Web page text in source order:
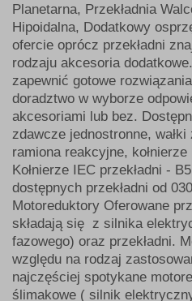
Planetarna, Przekładnia
Hipoidalna, Dodatkowy
ofercie oprócz przekładni
rodzaju akcesoria
zapewnić gotowe
doradztwo w wyborze
akcesoriami lub bez.
zdawcze jednostronne,
ramiona reakcyjne,
Kołnierze IEC przekładni -
dostępnych przekładni od
Motoreduktory Oferowane
składają się z silnika
fazowego) oraz przekładni.
względu na rodzaj
najczęściej spotykane
ślimakowe ( silnik